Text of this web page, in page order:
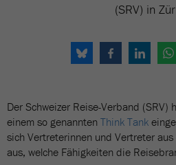
(SRV) in
Der Schweizer Reise-Verband
einem so genannten Think Tank
sich Vertreterinnen und Vertreter
aus, welche Fähigkeiten die